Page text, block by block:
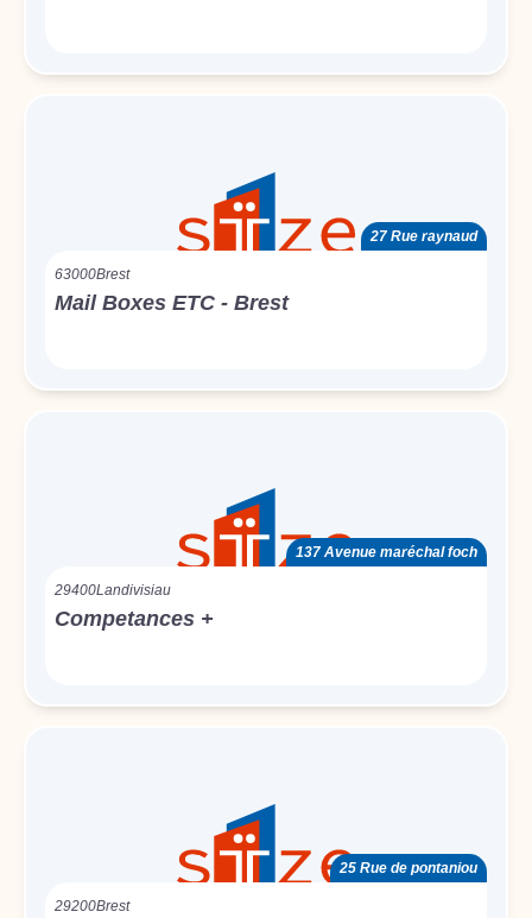
27 Rue raynaud
63000Brest
Mail Boxes ETC - Brest
137 Avenue maréchal foch
29400Landivisiau
Competances +
25 Rue de pontaniou
29200Brest